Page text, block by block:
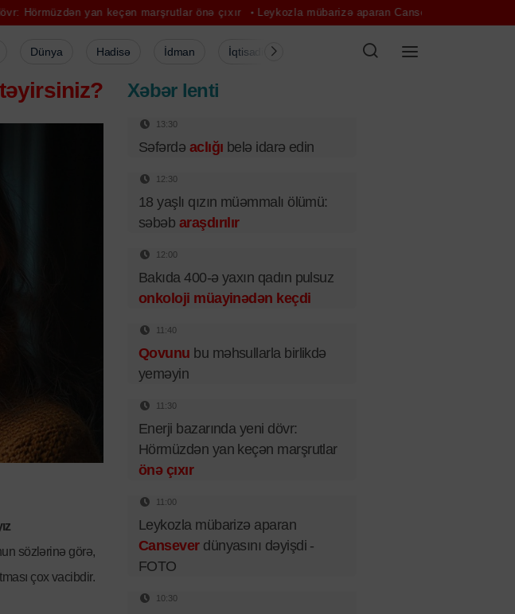
yan keçən marşrutlar önə çıxır Leykozla mübarizə aparan Cansever dünyasını dəyişdi - FOTO
Dünya Hadisə İdman İqtisadiyyat Şou-biznes Müsahibə
sözlərinə görə,
çox vacibdir.
Xəbər lenti
13:30
Səfərdə aclığı belə idarə edin
12:30
18 yaşlı qızın müəmmalı ölümü:
səbəb araşdırılır
12:00
Bakıda 400-ə yaxın qadın pulsuz
onkoloji müayinədən keçdi
11:40
Qovunu bu məhsullarla birlikdə
yeməyin
11:30
Enerji bazarında yeni dövr:
Hörmüzdən yan keçən marşrutlar
önə çıxır
11:00
Leykozla mübarizə aparan
Canseverdünyasını dəyişdi -
FOTO
10:30